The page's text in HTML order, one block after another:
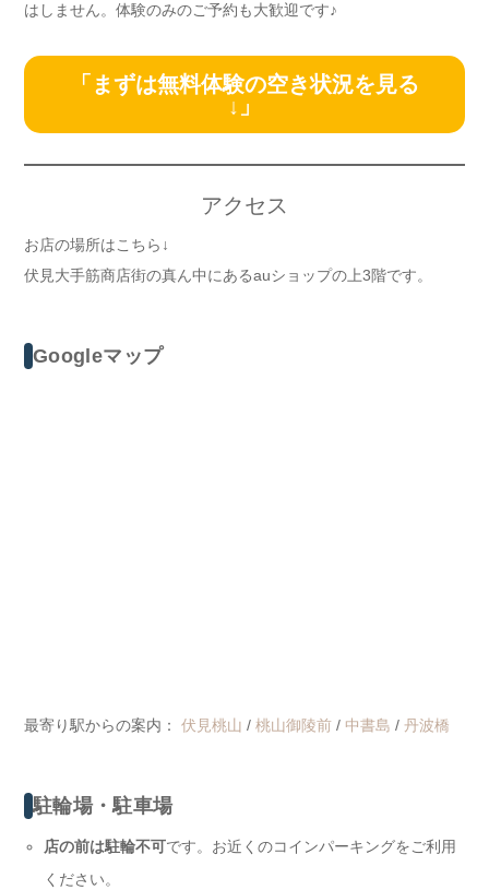
はしません。体験のみのご予約も大歓迎です♪
「まずは無料体験の空き状況を見る
↓」
アクセス
お店の場所はこちら↓
伏見大手筋商店街の真ん中にあるauショップの上3階です。
Googleマップ
最寄り駅からの案内： 伏見桃山 / 桃山御陵前 / 中書島 / 丹波橋
駐輪場・駐車場
店の前は駐輪不可です。お近くのコインパーキングをご利用
ください。